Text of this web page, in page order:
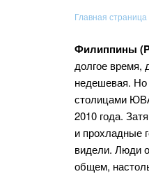
Главная страница
Филиппины
долгое время,
недешевая.
столицами
2010 года.
и прохладные
видели. Люди
общем,